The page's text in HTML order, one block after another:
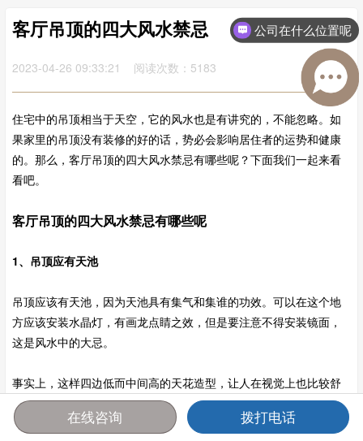
客厅吊顶的四大风水禁忌
2023-04-26 09:33:21 阅读次数：5183
住宅中的吊顶相当于天空，它的风水也是有讲究的，不能忽略。如
果家里的吊顶没有装修的好的话，势必会影响居住者的运势和健康
的。那么，客厅吊顶的四大风水禁忌有哪些呢？下面我们一起来看
看吧。
客厅吊顶的四大风水禁忌有哪些呢
1、吊顶应有天池
吊顶应该有天池，因为天池具有集气和集谁的功效。可以在这个地
方应该安装水晶灯，有画龙点睛之效，但是要注意不得安装镜面，
这是风水中的大忌。
事实上，这样四边低而中间高的天花造型，让人在视觉上也比较舒
服，不会让人感觉到压抑，特别适合顶层高比较低的住宅，却又想
吊的家庭。
首页 报价 电话 咨询
公司在什么位置呢
在线咨询 拨打电话